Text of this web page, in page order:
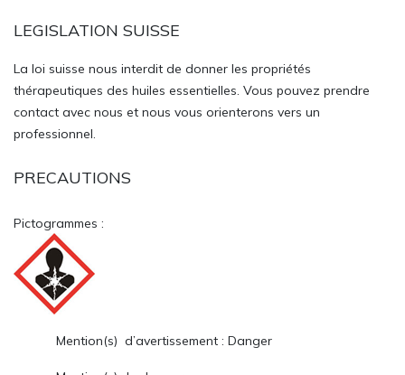
LEGISLATION SUISSE
La loi suisse nous interdit de donner les propriétés
thérapeutiques des huiles essentielles. Vous pouvez prendre
contact avec nous et nous vous orienterons vers un
professionnel.
PRECAUTIONS
Pictogrammes :
Mention(s) d’avertissement : Danger